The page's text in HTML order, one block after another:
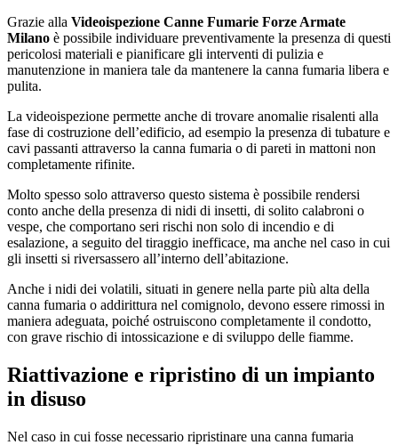
Grazie alla Videoispezione Canne Fumarie Forze Armate
Milano è possibile individuare preventivamente la presenza di questi
pericolosi materiali e pianificare gli interventi di pulizia e
manutenzione in maniera tale da mantenere la canna fumaria libera e
pulita.
La videoispezione permette anche di trovare anomalie risalenti alla
fase di costruzione dell’edificio, ad esempio la presenza di tubature e
cavi passanti attraverso la canna fumaria o di pareti in mattoni non
completamente rifinite.
Molto spesso solo attraverso questo sistema è possibile rendersi
conto anche della presenza di nidi di insetti, di solito calabroni o
vespe, che comportano seri rischi non solo di incendio e di
esalazione, a seguito del tiraggio inefficace, ma anche nel caso in cui
gli insetti si riversassero all’interno dell’abitazione.
Anche i nidi dei volatili, situati in genere nella parte più alta della
canna fumaria o addirittura nel comignolo, devono essere rimossi in
maniera adeguata, poiché ostruiscono completamente il condotto,
con grave rischio di intossicazione e di sviluppo delle fiamme.
Riattivazione e ripristino di un impianto
in disuso
Nel caso in cui fosse necessario ripristinare una canna fumaria